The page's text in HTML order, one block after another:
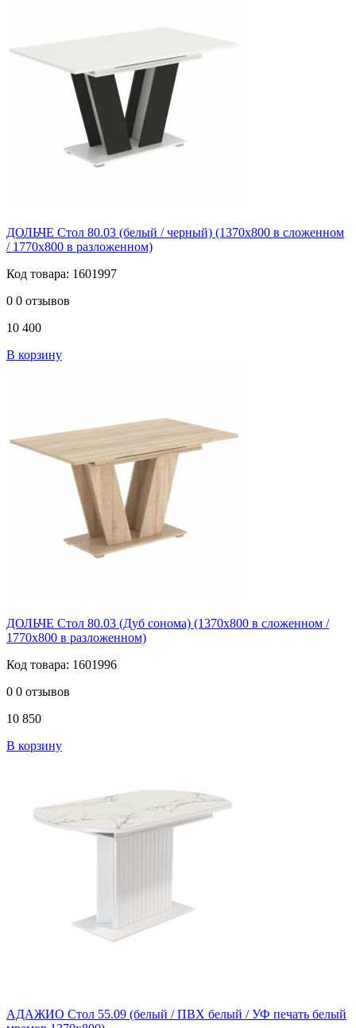
ДОЛЬЧЕ Стол 80.03 (белый / черный) (1370х800 в сложенном
/ 1770х800 в разложенном)
Код товара: 1601997
0 0 отзывов
10 400
В корзину
ДОЛЬЧЕ Стол 80.03 (Дуб сонома) (1370х800 в сложенном /
1770х800 в разложенном)
Код товара: 1601996
0 0 отзывов
10 850
В корзину
АДАЖИО Стол 55.09 (белый / ПВХ белый / УФ печать белый